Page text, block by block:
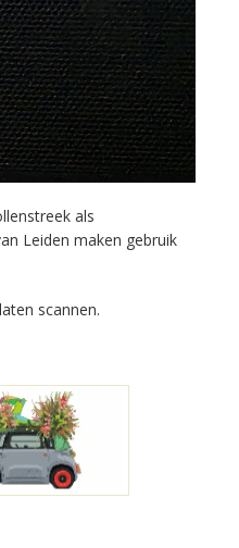
als
Leiden maken gebruik
scannen.